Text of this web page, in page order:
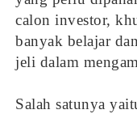
calon investor,
banyak belajar
jeli dalam
Salah satunya